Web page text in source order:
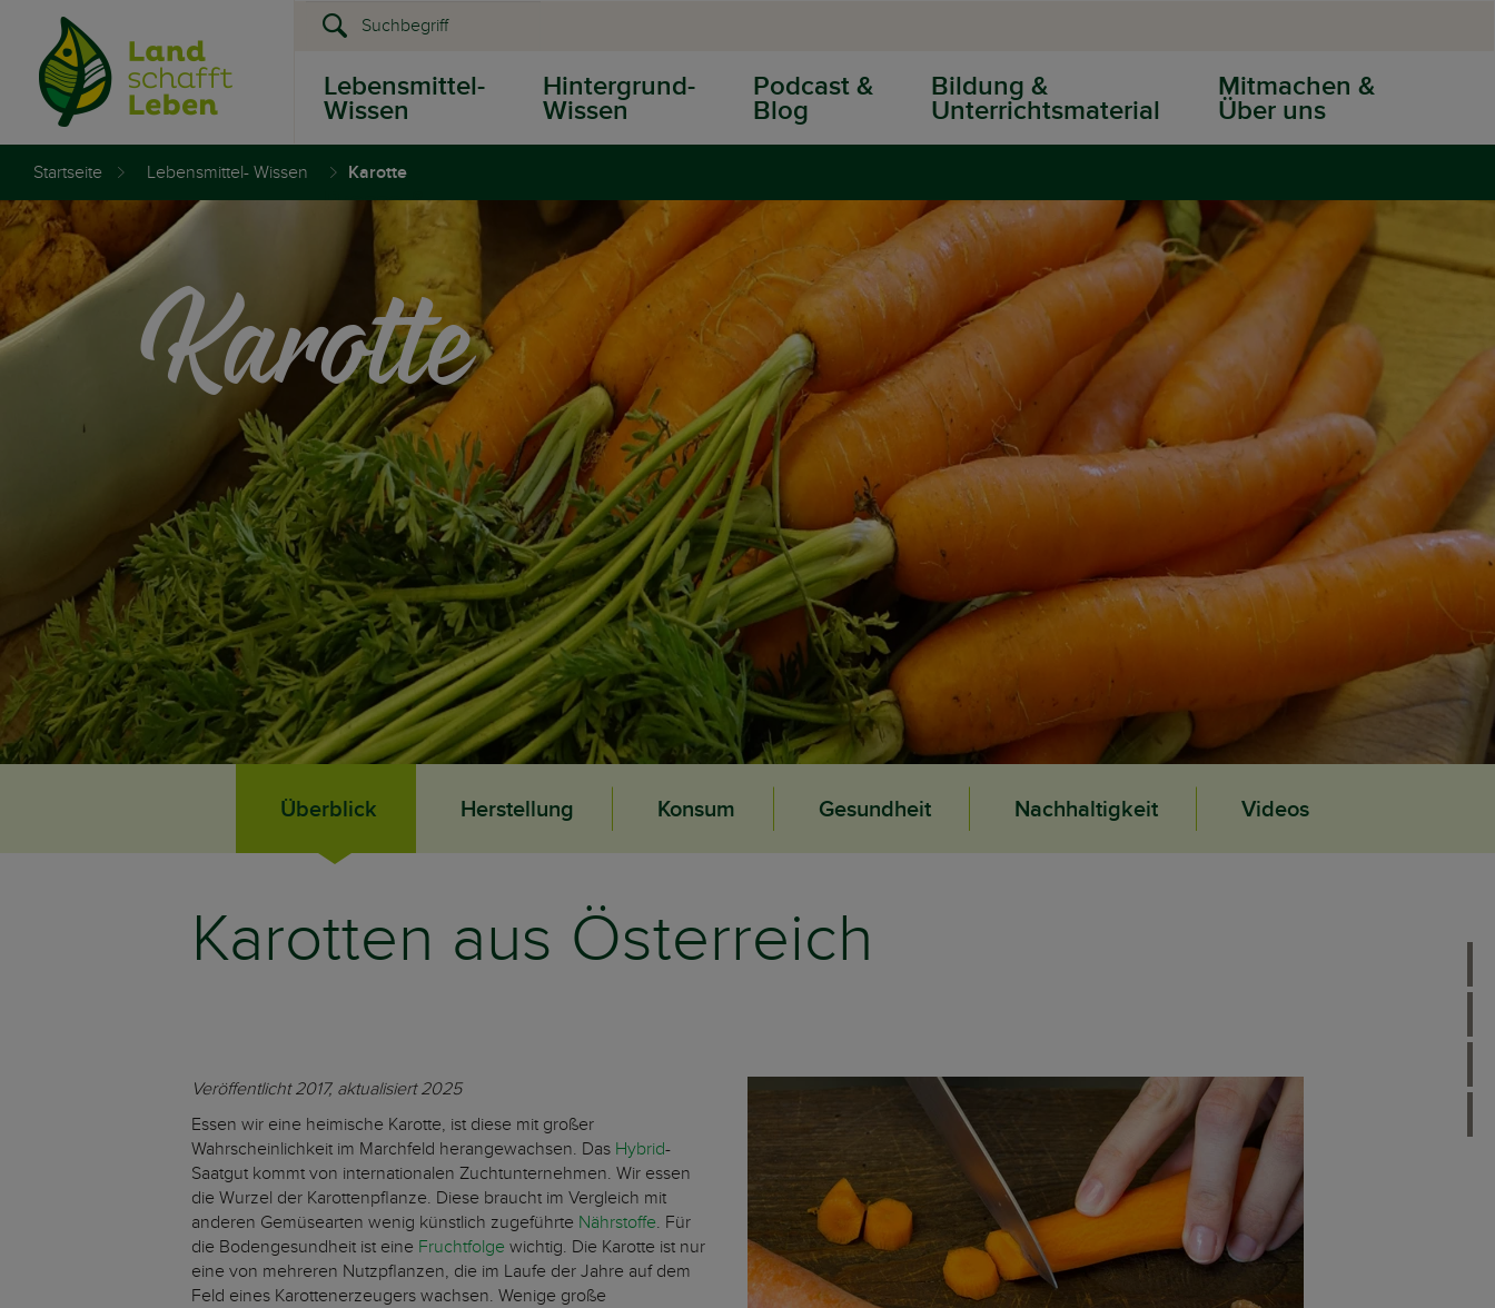
Lebensmittel-
Wissen
Hintergrund-
Wissen
Podcast &
Blog
Bildung &
Unterrichtsmaterial
Mitmachen &
Über uns
Presse &
Events
Startseite Lebensmittel- Wissen Karotte
Karotte
Überblick Herstellung Konsum Gesundheit Nachhaltigkeit Videos
Karotten aus Österreich
Veröffentlicht 2017, aktualisiert 2025
Essen wir eine heimische Karotte, ist diese mit großer
Wahrscheinlichkeit im Marchfeld herangewachsen. Das Hybrid-
Saatgut kommt von internationalen Zuchtunternehmen. Wir essen
die Wurzel der Karottenpflanze. Diese braucht im Vergleich mit
anderen Gemüsearten wenig künstlich zugeführte Nährstoffe. Für
die Bodengesundheit ist eine Fruchtfolge wichtig. Die Karotte ist nur
eine von mehreren Nutzpflanzen, die im Laufe der Jahre auf dem
Feld eines Karottenerzeugers wachsen. Wenige große